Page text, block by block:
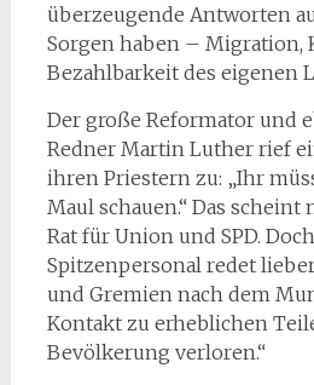
überzeugende Antworten
Sorgen haben – Migration,
Bezahlbarkeit des eigenen
Der große Reformator und
Redner Martin Luther rief
ihren Priestern zu: „Ihr
Maul schauen.“ Das
Rat für Union und SPD.
Spitzenpersonal redet
und Gremien nach dem
Kontakt zu erheblichen
Bevölkerung verloren.“